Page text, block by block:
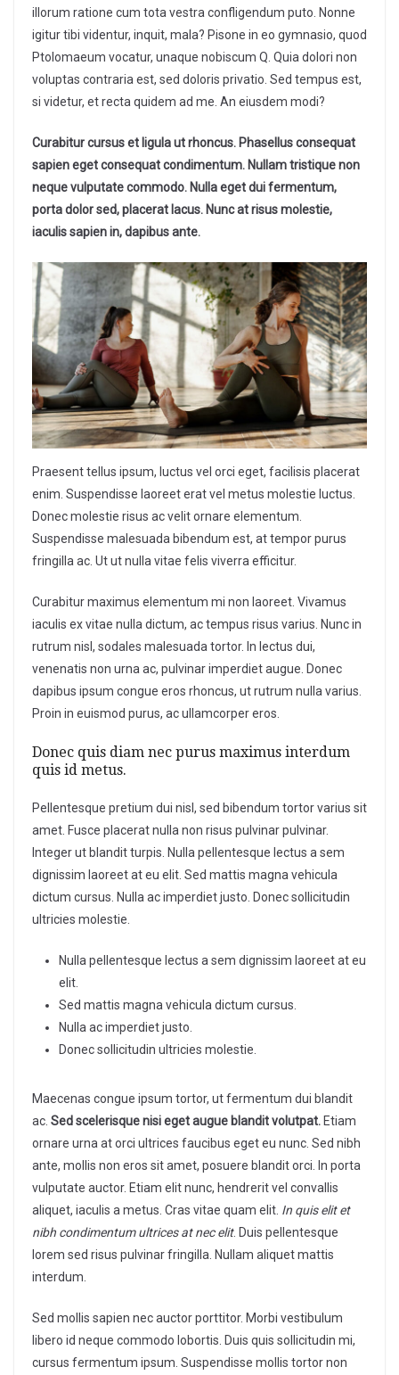
illorum ratione cum tota vestra confligendum puto. Nonne
igitur tibi videntur, inquit, mala? Pisone in eo gymnasio, quod
Ptolomaeum vocatur, unaque nobiscum Q. Quia dolori non
voluptas contraria est, sed doloris privatio. Sed tempus est,
si videtur, et recta quidem ad me. An eiusdem modi?
Curabitur cursus et ligula ut rhoncus. Phasellus consequat
sapien eget consequat condimentum. Nullam tristique non
neque vulputate commodo. Nulla eget dui fermentum,
porta dolor sed, placerat lacus. Nunc at risus molestie,
iaculis sapien in, dapibus ante.
Praesent tellus ipsum, luctus vel orci eget, facilisis placerat
enim. Suspendisse laoreet erat vel metus molestie luctus.
Donec molestie risus ac velit ornare elementum.
Suspendisse malesuada bibendum est, at tempor purus
fringilla ac. Ut ut nulla vitae felis viverra efficitur.
Curabitur maximus elementum mi non laoreet. Vivamus
iaculis ex vitae nulla dictum, ac tempus risus varius. Nunc in
rutrum nisl, sodales malesuada tortor. In lectus dui,
venenatis non urna ac, pulvinar imperdiet augue. Donec
dapibus ipsum congue eros rhoncus, ut rutrum nulla varius.
Proin in euismod purus, ac ullamcorper eros.
Donec quis diam nec purus maximus interdum
quis id metus.
Pellentesque pretium dui nisl, sed bibendum tortor varius sit
amet. Fusce placerat nulla non risus pulvinar pulvinar.
Integer ut blandit turpis. Nulla pellentesque lectus a sem
dignissim laoreet at eu elit. Sed mattis magna vehicula
dictum cursus. Nulla ac imperdiet justo. Donec sollicitudin
ultricies molestie.
Nulla pellentesque lectus a sem dignissim laoreet at eu
elit.
Sed mattis magna vehicula dictum cursus.
Nulla ac imperdiet justo.
Donec sollicitudin ultricies molestie.
Maecenas congue ipsum tortor, ut fermentum dui blandit
ac. Sed scelerisque nisi eget augue blandit volutpat. Etiam
ornare urna at orci ultrices faucibus eget eu nunc. Sed nibh
ante, mollis non eros sit amet, posuere blandit orci. In porta
vulputate auctor. Etiam elit nunc, hendrerit vel convallis
aliquet, iaculis a metus. Cras vitae quam elit. In quis elit et
nibh condimentum ultrices at nec elit. Duis pellentesque
lorem sed risus pulvinar fringilla. Nullam aliquet mattis
interdum.
Sed mollis sapien nec auctor porttitor. Morbi vestibulum
libero id neque commodo lobortis. Duis quis sollicitudin mi,
cursus fermentum ipsum. Suspendisse mollis tortor non